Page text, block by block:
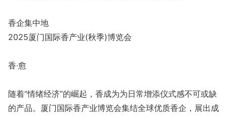
香企集中地
2025厦门国际香产业(秋季)博览会
香·愈
随着“情绪经济”的崛起，香成为为日常增添仪式感不可或缺
的产品。厦门国际香产业博览会集结全球优质香企，展出成